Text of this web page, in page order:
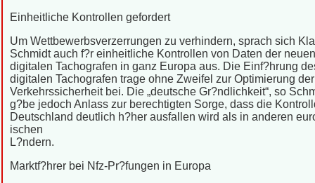
Einheitliche Kontrollen gefordert
Um Wettbewerbsverzerrungen zu verhindern, sprach sich
Schmidt auch f?r einheitliche Kontrollen von Daten der neuen
digitalen Tachografen in ganz Europa aus. Die Einf?hrung
digitalen Tachografen trage ohne Zweifel zur Optimierung der
Verkehrssicherheit bei. Die „deutsche Gr?ndlichkeit“, so
g?be jedoch Anlass zur berechtigten Sorge, dass die
Deutschland deutlich h?her ausfallen wird als in anderen
ischen
L?ndern.
Marktf?hrer bei Nfz-Pr?fungen in Europa